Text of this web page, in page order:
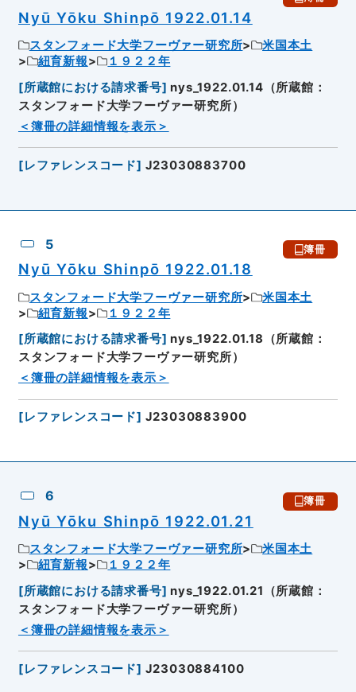
Nyū Yōku Shinpō 1922.01.14
スタンフォード大学フーヴァー研究所
米国本土
紐育新報
１９２２年
[所蔵館における請求番号] nys_1922.01.14（所蔵館：
スタンフォード大学フーヴァー研究所）
＜簿冊の詳細情報を表示＞
[レファレンスコード] J23030883700
5 簿冊
Nyū Yōku Shinpō 1922.01.18
スタンフォード大学フーヴァー研究所
米国本土
紐育新報
１９２２年
[所蔵館における請求番号] nys_1922.01.18（所蔵館：
スタンフォード大学フーヴァー研究所）
＜簿冊の詳細情報を表示＞
[レファレンスコード] J23030883900
6 簿冊
Nyū Yōku Shinpō 1922.01.21
スタンフォード大学フーヴァー研究所
米国本土
紐育新報
１９２２年
[所蔵館における請求番号] nys_1922.01.21（所蔵館：
スタンフォード大学フーヴァー研究所）
＜簿冊の詳細情報を表示＞
[レファレンスコード] J23030884100